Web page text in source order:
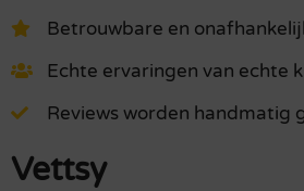
Betrouwbare en
Echte ervaringen van echte
Reviews worden handmatig
Vettsy